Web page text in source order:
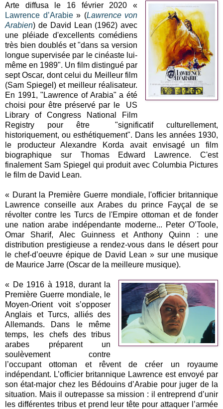
Arte diffusa le 16 février 2020 «
Lawrence d’Arabie» (Lawrence von
Arabien) de David Lean (1962) avec
une pléiade d'excellents comédiens
très bien doublés et "dans sa version
longue supervisée par le cinéaste lui-
même en 1989". Un film distingué par
sept Oscar, dont celui du Meilleur film
(Sam Spiegel) et meilleur réalisateur.
En 1991, "Lawrence of Arabia" a été
choisi pour être préservé par le US
Library of Congress National Film
Registry pour être "significatif culturellement,
historiquement, ou esthétiquement". Dans les années 1930,
le producteur Alexandre Korda avait envisagé un film
biographique sur Thomas Edward Lawrence. C'est
finalement Sam Spiegel qui produit avec Columbia Pictures
le film de David Lean.
« Durant la Première Guerre mondiale, l'officier britannique
Lawrence conseille aux Arabes du prince Fayçal de se
révolter contre les Turcs de l'Empire ottoman et de fonder
une nation arabe indépendante moderne... Peter O’Toole,
Omar Sharif, Alec Guinness et Anthony Quinn : une
distribution prestigieuse a rendez-vous dans le désert pour
le chef-d’oeuvre épique de David Lean » sur une musique
de Maurice Jarre (Oscar de la meilleure musique).
« De 1916 à 1918, durant la
Première Guerre mondiale, le
Moyen-Orient voit s’opposer
Anglais et Turcs, alliés des
Allemands. Dans le même
temps, les chefs des tribus
arabes préparent un
soulèvement contre
l’occupant ottoman et rêvent de créer un royaume
indépendant. L’officier britannique Lawrence est envoyé par
son état-major chez les Bédouins d’Arabie pour juger de la
situation. Mais il outrepasse sa mission : il entreprend d’unir
les différentes tribus et prend leur tête pour attaquer l’armée